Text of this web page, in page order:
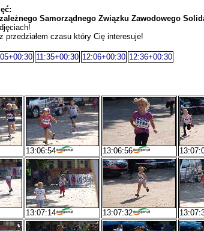
Samorządnego Związku Zawodowego
czasu który Cię interesuje!
11:35+00:30 12:06+00:30 12:36+00:30
13:06:54 13:06:56
13:07:14 13:07:32